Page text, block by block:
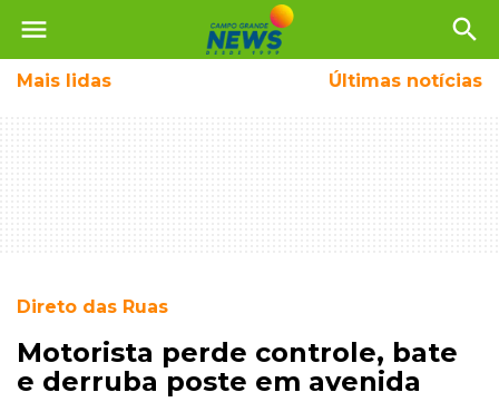
menu search
Mais lidas Últimas notícias
Direto das Ruas
Motorista perde controle, bate
e derruba poste em avenida